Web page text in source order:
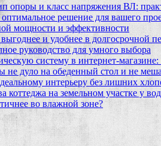
и класс напряжения ВЛ:
решение для вашего
мощности и эффективности
и удобнее в долгосрочной
руководство для умного выбора
систему в
не дуло на обеденный стол и не
интерьеру без лишних
коттеджа на земельном участке у
во влажной зоне?